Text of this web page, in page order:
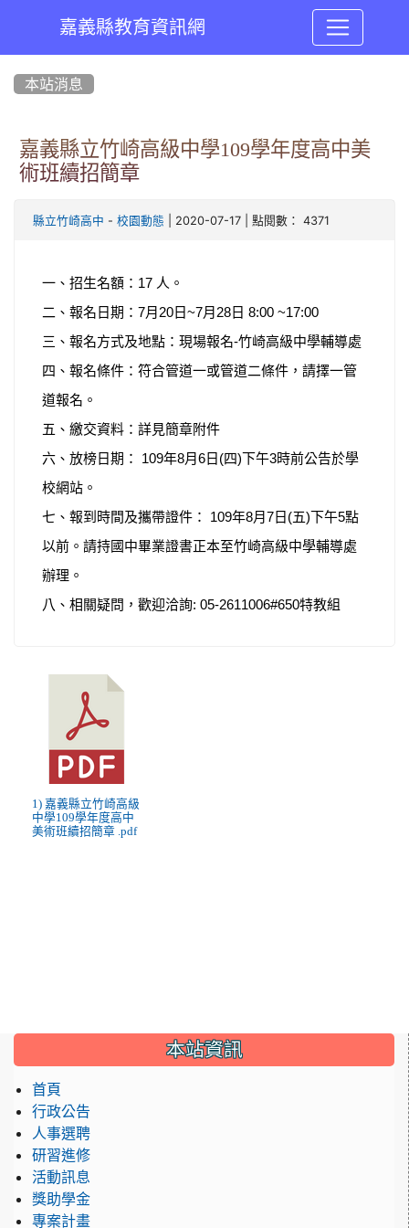
嘉義縣教育資訊網
本站消息
嘉義縣立竹崎高級中學109學年度高中美
術班續招簡章
縣立竹崎高中 - 校園動態 | 2020-07-17 | 點閱數： 4371
一、招生名額：17 人。
二、報名日期：7月20日~7月28日 8:00 ~17:00
三、報名方式及地點：現場報名-竹崎高級中學輔導處
四、報名條件：符合管道一或管道二條件，請擇一管
道報名。
五、繳交資料：詳見簡章附件
六、放榜日期： 109年8月6日(四)下午3時前公告於學
校網站。
七、報到時間及攜帶證件： 109年8月7日(五)下午5點
以前。請持國中畢業證書正本至竹崎高級中學輔導處
辦理。
八、相關疑問，歡迎洽詢: 05-2611006#650特教組
1) 嘉義縣立竹崎高級
中學109學年度高中
美術班續招簡章 .pdf
::: 本站資訊
首頁
行政公告
人事選聘
研習進修
活動訊息
獎助學金
專案計畫